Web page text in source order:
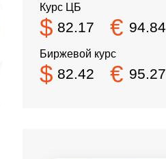
Курс ЦБ
$ 82.17 € 94.84
Биржевой курс
$ 82.42 € 95.27